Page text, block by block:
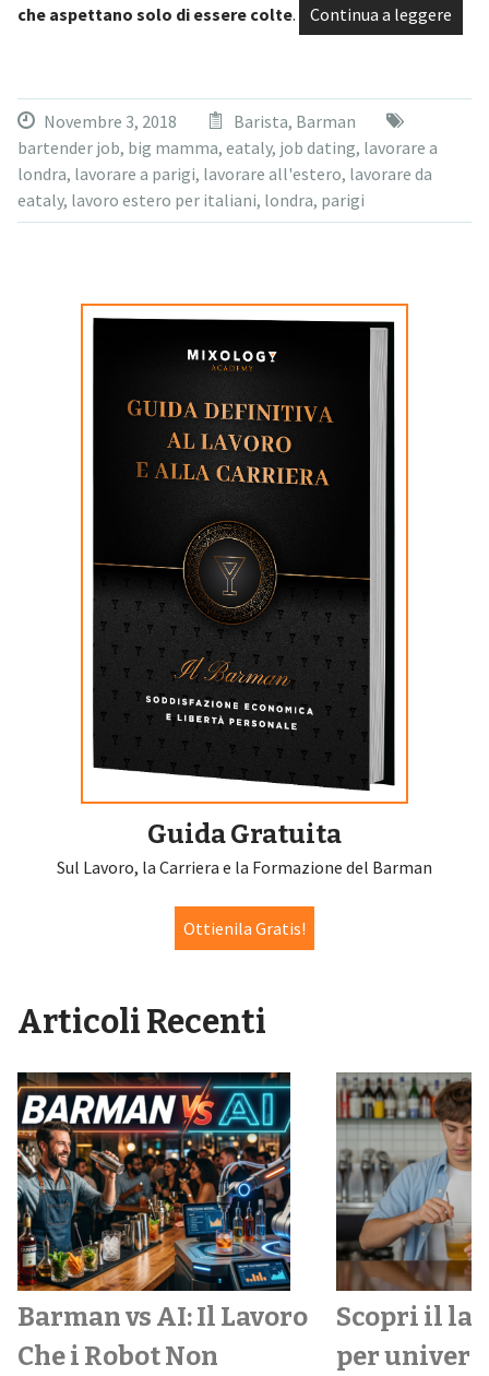
che aspettano solo di essere colte. Continua a leggere
Novembre 3, 2018 Barista, Barman
bartender job, big mamma, eataly, job dating, lavorare a
londra, lavorare a parigi, lavorare all'estero, lavorare da
eataly, lavoro estero per italiani, londra, parigi
Guida Gratuita
Sul Lavoro, la Carriera e la Formazione del Barman
Ottienila Gratis!
Articoli Recenti
Barman vs AI: Il Lavoro
Che i Robot Non
Scopri il
per